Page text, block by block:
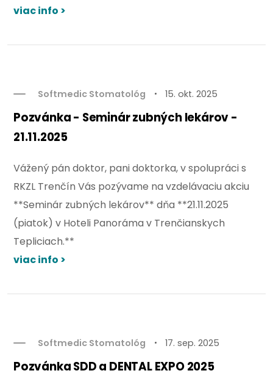
viac info >
Softmedic Stomatológ 15. okt. 2025
Pozvánka - Seminár zubných lekárov -
21.11.2025
Vážený pán doktor, pani doktorka, v spolupráci s
RKZL Trenčín Vás pozývame na vzdelávaciu akciu
**Seminár zubných lekárov** dňa **21.11.2025
(piatok) v Hoteli Panoráma v Trenčianskych
Tepliciach.**
viac info >
Softmedic Stomatológ 17. sep. 2025
Pozvánka SDD a DENTAL EXPO 2025